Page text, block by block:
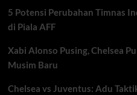
5 Potensi Perubahan Timnas
di Piala AFF
Xabi Alonso Pusing, Chelsea
Musim Baru
Chelsea vs Juventus: Adu